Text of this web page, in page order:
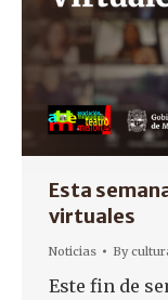
Esta
virtuales
Noticias By
Este fin de